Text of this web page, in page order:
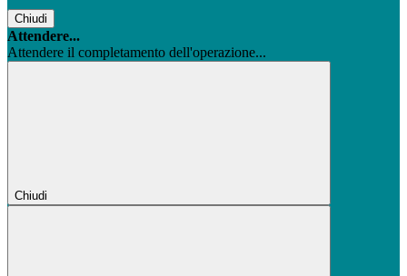
Chiudi
Attendere...
Attendere il completamento dell'operazione...
Chiudi